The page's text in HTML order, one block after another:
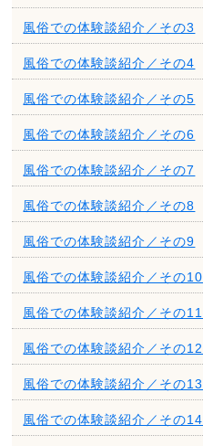
風俗での体験談紹介／その3
風俗での体験談紹介／その4
風俗での体験談紹介／その5
風俗での体験談紹介／その6
風俗での体験談紹介／その7
風俗での体験談紹介／その8
風俗での体験談紹介／その9
風俗での体験談紹介／その10
風俗での体験談紹介／その11
風俗での体験談紹介／その12
風俗での体験談紹介／その13
風俗での体験談紹介／その14